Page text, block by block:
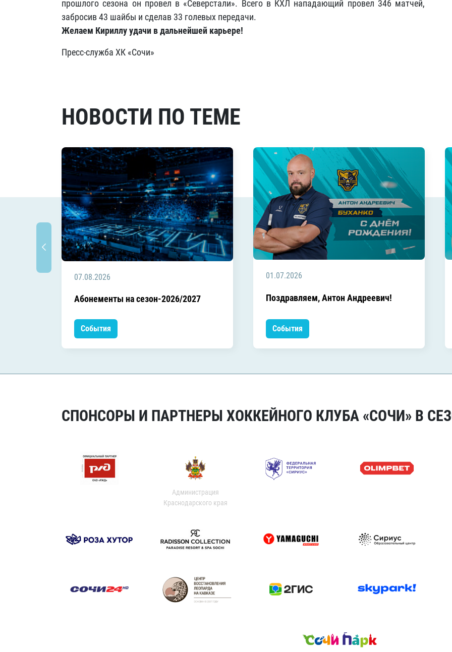
прошлого сезона он провел в «Северстали». Всего в КХЛ нападающий провел 346 матчей,
забросив 43 шайбы и сделав 33 голевых передачи.
Желаем Кириллу удачи в дальнейшей карьере!
Пресс-служба ХК «Сочи»
НОВОСТИ ПО ТЕМЕ
07.08.2026
Абонементы на сезон-2026/2027
События
01.07.2026
Поздравляем, Антон Андреевич!
События
СПОНСОРЫ И ПАРТНЕРЫ ХОККЕЙНОГО КЛУБА «СОЧИ» В
Администрация
Краснодарского края